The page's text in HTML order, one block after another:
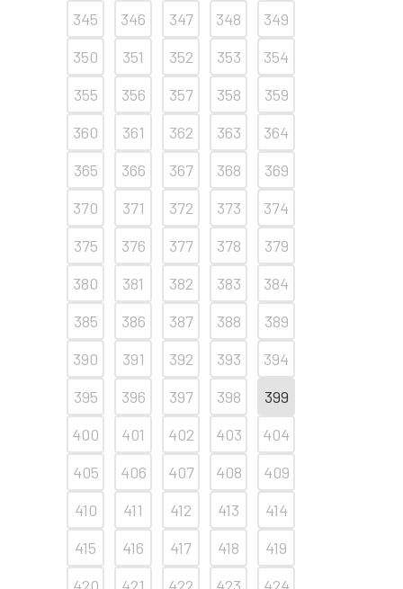
345
346 347 348
349
350
351 352 353
354
355
356 357 358
359
360
361 362 363
364
365
366 367 368
369
370
371 372 373
374
375
376 377 378
379
380
381 382 383
384
385
386 387 388
389
390
391 392 393
394
395
396 397 398
399
400
401 402 403
404
405
406 407 408
409
410
411 412 413
414
415
416 417 418
419